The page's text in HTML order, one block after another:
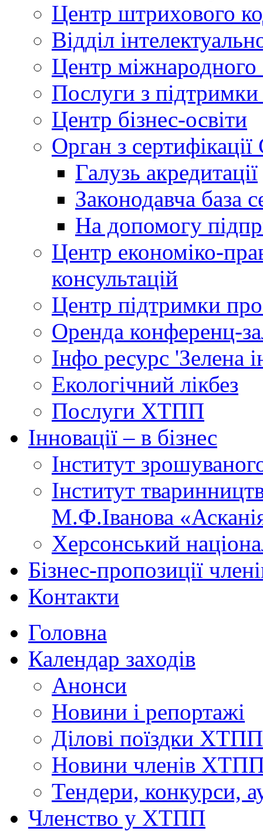
Центр штрихового
Відділ
Центр міжнародного
Послуги з підтримки
Центр бізнес-освіти
Орган з
Галузь акредитації
Законодавча база
На допомогу
Центр економіко-
консультацій
Центр підтримки
Оренда конференц-
Інфо ресурс 'Зелена
Екологічний лікбез
Послуги ХТПП
Інновації – в бізнес
Інститут
Інститут
М.Ф.Іванова
Херсонський
Бізнес-пропозиції
Контакти
Головна
Календар заходів
Анонси
Новини і репортажі
Ділові поїздки ХТПП
Новини членів
Тендери, конкурси,
Членство у ХТПП